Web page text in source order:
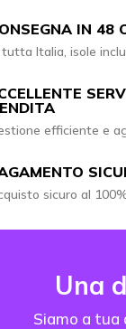
IN 48
tutta Italia, isole
efficiente e
sicuro al
Una
Siamo a tua